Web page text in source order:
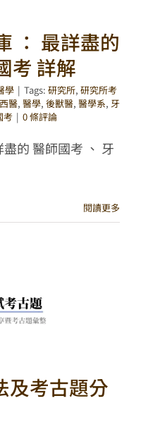
： 最詳盡的
考 詳解
學 | Tags: 研究所, 研究所考
醫, 醫學, 後獸醫, 醫學系, 牙
考 | 0 條評論
的 醫師國考 、 牙
閱讀更多
及考古題分